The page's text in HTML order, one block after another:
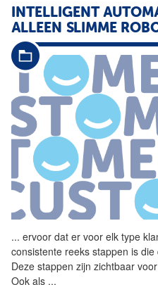
INTELLIGENT
ALLEEN SLIMME
... ervoor dat er voor elk type
consistente reeks stappen is
Deze stappen zijn zichtbaar
Ook als ...